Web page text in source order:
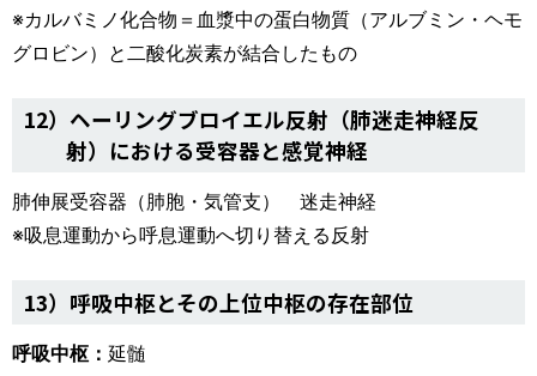
※カルバミノ化合物＝血漿中の蛋白物質（アルブミン・ヘモ
グロビン）と二酸化炭素が結合したもの
12）ヘーリングブロイエル反射（肺迷走神経反
射）における受容器と感覚神経
肺伸展受容器（肺胞・気管支） 迷走神経
※吸息運動から呼息運動へ切り替える反射
13）呼吸中枢とその上位中枢の存在部位
呼吸中枢： 延髄